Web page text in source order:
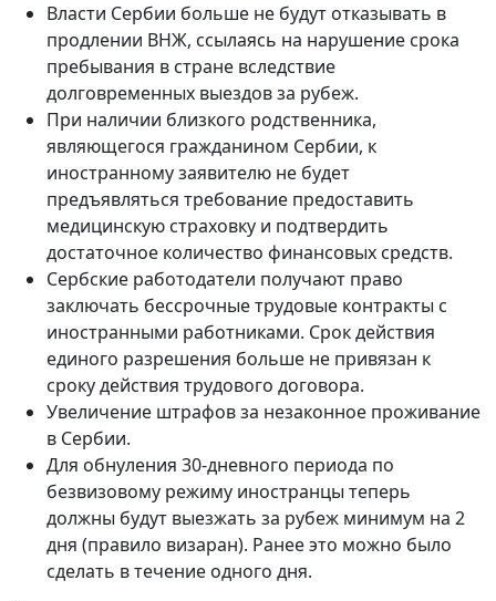
Власти Сербии больше не будут отказывать в
продлении ВНЖ, ссылаясь на нарушение срока
пребывания в стране вследствие
долговременных выездов за рубеж.
При наличии близкого родственника,
являющегося гражданином Сербии, к
иностранному заявителю не будет
предъявляться требование предоставить
медицинскую страховку и подтвердить
достаточное количество финансовых средств.
Сербские работодатели получают право
заключать бессрочные трудовые контракты с
иностранными работниками. Срок действия
единого разрешения больше не привязан к
сроку действия трудового договора.
Увеличение штрафов за незаконное проживание
в Сербии.
Для обнуления 30-дневного периода по
безвизовому режиму иностранцы теперь
должны будут выезжать за рубеж минимум на 2
дня (правило визаран). Ранее это можно было
сделать в течение одного дня.